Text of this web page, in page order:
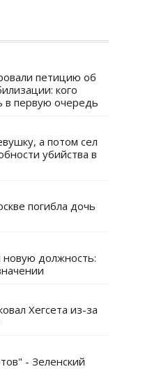
петицию об
кого
в первую очередь
а потом сел
убийства в
погибла дочь
должность:
Хегсета из-за
- Зеленский